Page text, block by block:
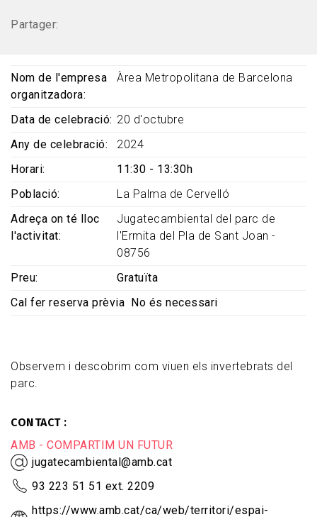
Partager:
Observem i descobrim com viuen els invertebrats del
parc.
CONTACT
AMB - COMPARTIM UN FUTUR
jugatecambiental@amb.cat
93 223 51 51 ext. 2209
https://www.amb.cat/ca/web/territori/espai-
Nom de l'empresa
organitzadora
Àrea Metropolitana de Barcelona
Data de celebració 20 d'octubre
Any de celebració
2024
Horari
11:30 - 13:30h
Població
La Palma de Cervelló
Adreça on té lloc
l'activitat
Jugatecambiental del parc de
l'Ermita del Pla de Sant Joan -
08756
Preu
Gratuïta
Cal fer reserva prèvia
No és necessari